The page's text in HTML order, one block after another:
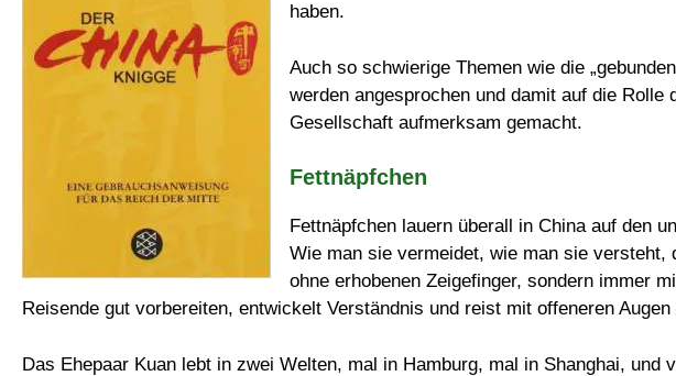
haben.
Auch so schwierige Themen wie die
werden angesprochen und damit auf die Rolle
Gesellschaft aufmerksam gemacht.
Fettnäpfchen
Fettnäpfchen lauern überall in China auf den
Wie man sie vermeidet, wie man sie versteht,
ohne erhobenen Zeigefinger, sondern immer
Reisende gut vorbereiten, entwickelt Verständnis und reist mit offeneren
Das Ehepaar Kuan lebt in zwei Welten, mal in Hamburg, mal in Shanghai, und